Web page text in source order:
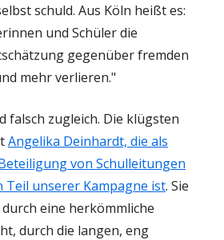
schuld. Aus Köln heißt es:
und Schüler die
gegenüber fremden
mehr verlieren."
falsch zugleich. Die klügsten
Angelika Deinhardt, die als
von Schulleitungen
Teil unserer Kampagne ist. Sie
eine herkömmliche
durch die langen, eng